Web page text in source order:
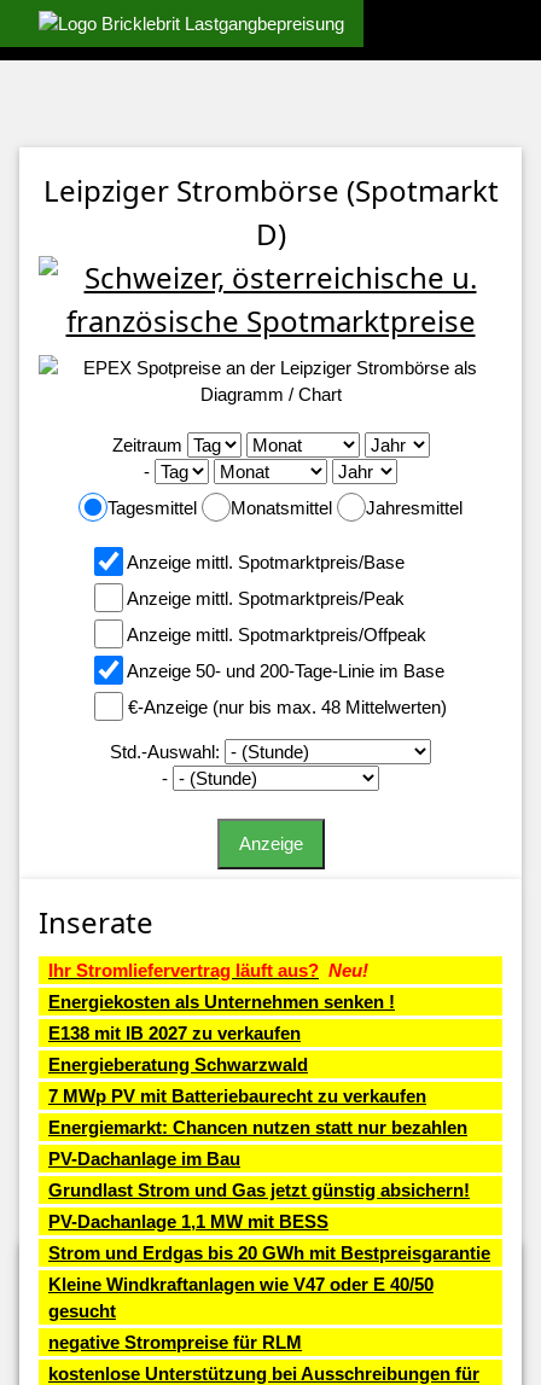
Leipziger Strombörse (Spotmarkt
D)
Zeitraum
-
Tagesmittel
Monatsmittel Jahresmittel
Anzeige mittl. Spotmarktpreis/Base
Anzeige mittl. Spotmarktpreis/Peak
Anzeige mittl. Spotmarktpreis/Offpeak
Anzeige 50- und 200-Tage-Linie im Base
€-Anzeige (nur bis max. 48 Mittelwerten)
Std.-Auswahl:
-
Inserate
Ihr Stromliefervertrag läuft aus? Neu!
Energiekosten als Unternehmen senken !
E138 mit IB 2027 zu verkaufen
Energieberatung Schwarzwald
7 MWp PV mit Batteriebaurecht zu verkaufen
Energiemarkt: Chancen nutzen statt nur bezahlen
PV-Dachanlage im Bau
Grundlast Strom und Gas jetzt günstig absichern!
PV-Dachanlage 1,1 MW mit BESS
Strom und Erdgas bis 20 GWh mit Bestpreisgarantie
Kleine Windkraftanlagen wie V47 oder E 40/50
gesucht
negative Strompreise für RLM
kostenlose Unterstützung bei Ausschreibungen für